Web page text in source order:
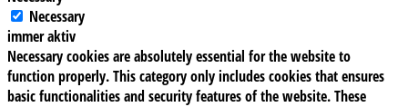
Necessary
immer aktiv
Necessary cookies are absolutely essential for the website to
function properly. This category only includes cookies that ensures
basic functionalities and security features of the website. These